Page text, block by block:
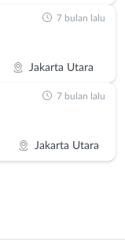
Jakarta Utara
7 bulan lalu
Jakarta Utara
7 bulan lalu